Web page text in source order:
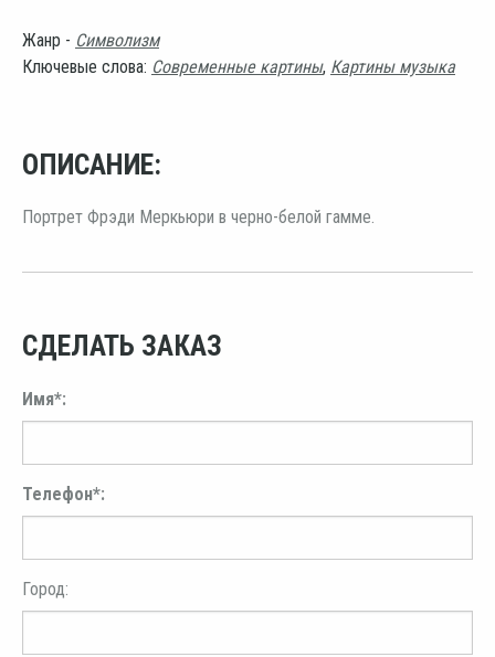
Жанр - Символизм
Ключевые слова: Современные картины, Картины музыка
ОПИСАНИЕ:
Портрет Фрэди Меркьюри в черно-белой гамме.
СДЕЛАТЬ ЗАКАЗ
Имя*:
Телефон*:
Город: